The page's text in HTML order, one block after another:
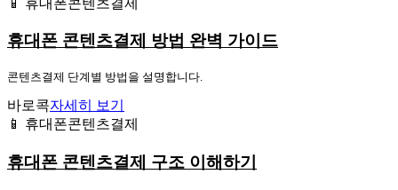
휴대폰 콘텐츠결제 방법 완벽 가이드
콘텐츠결제 단계별 방법을 설명합니다.
바로콕자세히 보기
📱 휴대폰콘텐츠결제
휴대폰 콘텐츠결제 구조 이해하기